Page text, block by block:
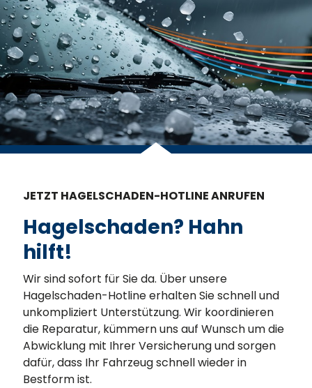
JETZT HAGELSCHADEN-HOTLINE ANRUFEN
Hagelschaden? Hahn
hilft!
Wir sind sofort für Sie da. Über unsere
Hagelschaden-Hotline erhalten Sie schnell und
unkompliziert Unterstützung. Wir koordinieren
die Reparatur, kümmern uns auf Wunsch um die
Abwicklung mit Ihrer Versicherung und sorgen
dafür, dass Ihr Fahrzeug schnell wieder in
Bestform ist.